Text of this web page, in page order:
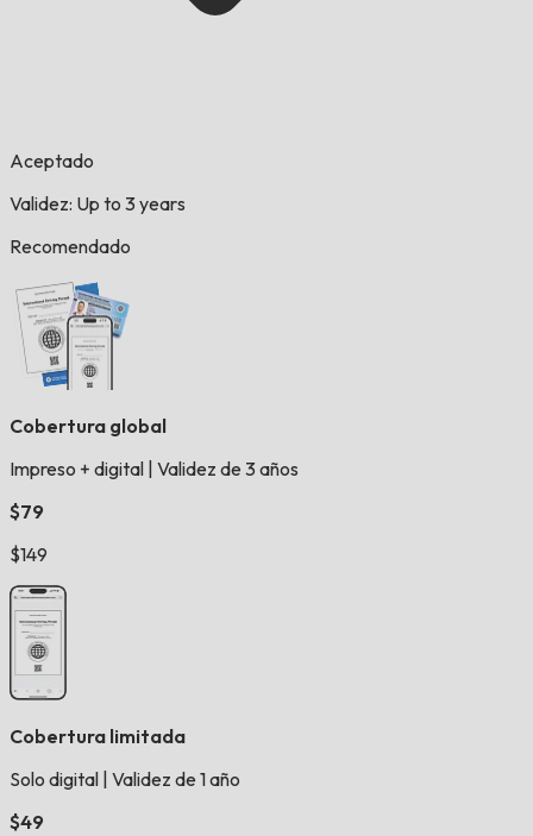
Aceptado
Validez: Up to 3 years
Recomendado
Cobertura global
Impreso + digital Validez de 3 años
$79
$149
Cobertura limitada
Solo digital Validez de 1 año
$49